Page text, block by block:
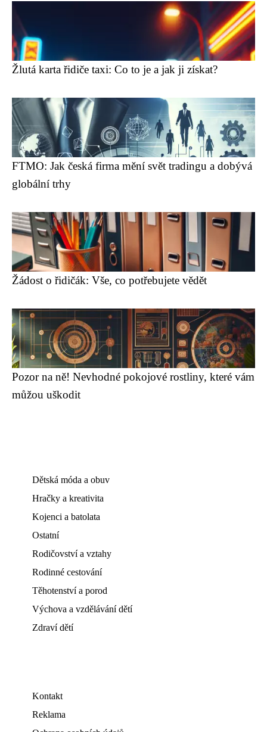
Žlutá karta řidiče taxi: Co to je a jak ji získat?
FTMO: Jak česká firma mění svět tradingu a dobývá
globální trhy
Žádost o řidičák: Vše, co potřebujete vědět
Pozor na ně! Nevhodné pokojové rostliny, které vám
můžou uškodit
Dětská móda a obuv
Hračky a kreativita
Kojenci a batolata
Ostatní
Rodičovství a vztahy
Rodinné cestování
Těhotenství a porod
Výchova a vzdělávání dětí
Zdraví dětí
Kontakt
Reklama